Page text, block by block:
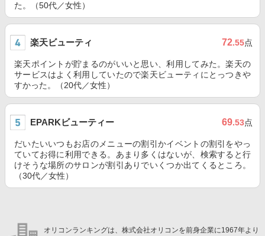
た。（50代／女性）
楽天ビューティ 72.55点
楽天ポイントが貯まるのがいいと思い、利用してみた。楽天の
サービスはよく利用していたので楽天ビューティにとっつきや
すかった。（20代／女性）
EPARKビューティー 69.53点
だいたいいつもお店のメニューの割引かイベントの割引をやっ
ていてお得に利用できる。あまり多くはないが、検索すると行
けそうな場所のサロンが割引ありでいくつか出てくるところ。
（30代／女性）
オリコンランキングは、株式会社オリコンを前身企業に1967年より